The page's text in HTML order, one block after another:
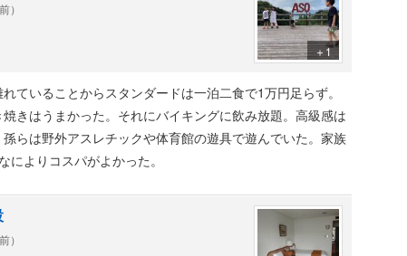
）
＋1
ていることからスタンダードは一泊二食で1万円足らず。
きはうまかった。それにバイキングに飲み放題。高級感は
らは野外アスレチックや体育館の遊具で遊んでいた。家族
よりコスパがよかった。
）